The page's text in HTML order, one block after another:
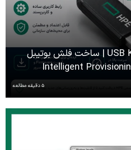
دانلود USB Key Utility HPE | ساخت فلش بوتیبل
5 دقیقه مطالعه